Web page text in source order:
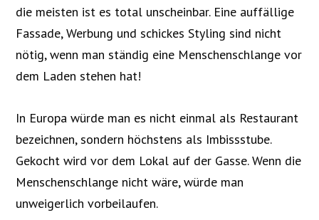
die meisten ist es total unscheinbar. Eine auffällige
Fassade, Werbung und schickes Styling sind nicht
nötig, wenn man ständig eine Menschenschlange vor
dem Laden stehen hat!
In Europa würde man es nicht einmal als Restaurant
bezeichnen, sondern höchstens als Imbissstube.
Gekocht wird vor dem Lokal auf der Gasse. Wenn die
Menschenschlange nicht wäre, würde man
unweigerlich vorbeilaufen.